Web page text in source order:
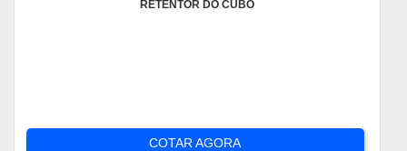
RETENTOR DO CUBO
COTAR AGORA